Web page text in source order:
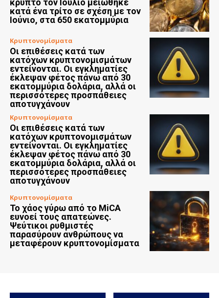
κατά ένα τρίτο σε σχέση με τον
Ιούνιο, στα 650 εκατομμύρια
Κρυπτονομίσματα
Οι επιθέσεις κατά των
κατόχων κρυπτονομισμάτων
εντείνονται. Οι εγκληματίες
έκλεψαν φέτος πάνω από 30
εκατομμύρια δολάρια, αλλά οι
περισσότερες προσπάθειες
αποτυγχάνουν
Κρυπτονομίσματα
Οι επιθέσεις κατά των
κατόχων κρυπτονομισμάτων
εντείνονται. Οι εγκληματίες
έκλεψαν φέτος πάνω από 30
εκατομμύρια δολάρια, αλλά οι
περισσότερες προσπάθειες
αποτυγχάνουν
Κρυπτονομίσματα
Το χάος γύρω από το MiCA
ευνοεί τους απατεώνες.
Ψεύτικοι ρυθμιστές
παρασύρουν ανθρώπους να
μεταφέρουν κρυπτονομίσματα